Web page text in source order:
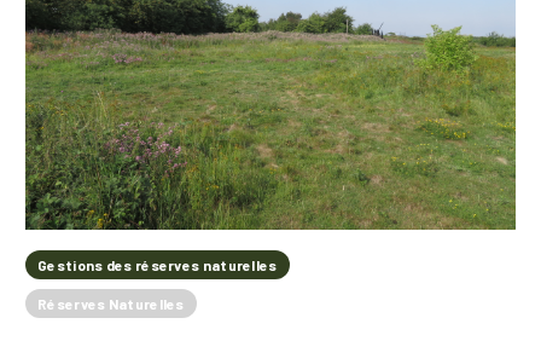
Gestions des réserves naturelles
Réserves Naturelles